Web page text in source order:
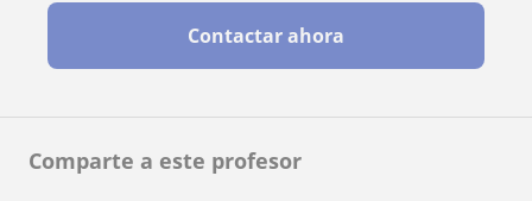
Comparte a este profesor
Contactar ahora